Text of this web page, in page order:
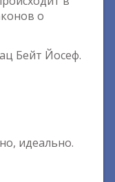
о
Бейт Йосеф.
идеально.